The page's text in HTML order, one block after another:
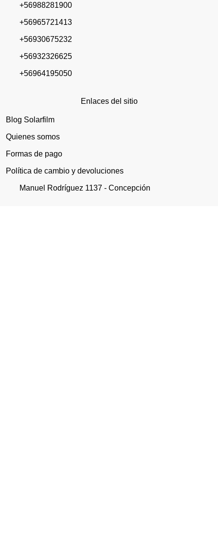
+56988281900
+56965721413
+56930675232
+56932326625
+56964195050
Enlaces del sitio
Blog Solarfilm
Quienes somos
Formas de pago
Política de cambio y devoluciones
Manuel Rodríguez 1137 - Concepción